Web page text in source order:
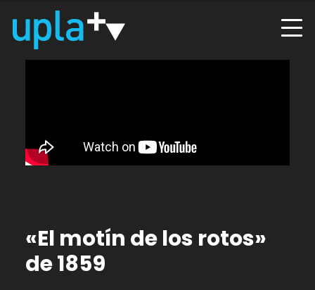
«El motín de los rotos»
de 1859